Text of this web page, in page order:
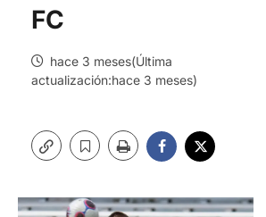
FC
hace 3 meses(Última
actualización:hace 3 meses)